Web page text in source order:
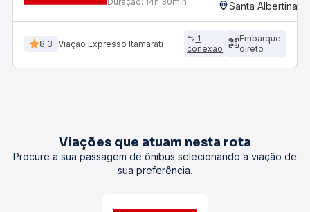
Santa Albertina,
8,3 Viação Expresso Itamarati
1
conexão
Embarque
direto
Viações que atuam nesta rota
Procure a sua passagem de ônibus selecionando a viação de
sua preferência.